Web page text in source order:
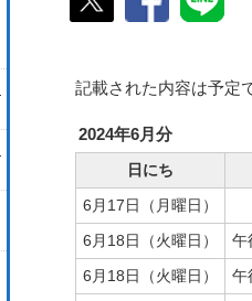
記載された内容は予定
2024年6月分
日にち
6月17日（月曜日）
6月18日（火曜日）
午
6月18日（火曜日）
午